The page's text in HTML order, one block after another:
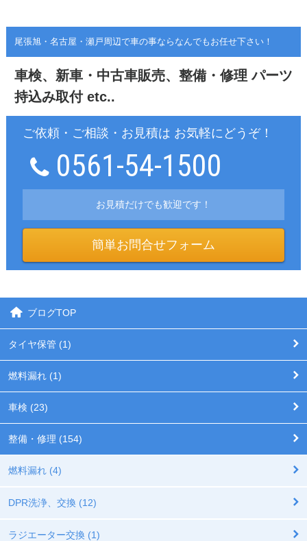
尾張旭・名古屋・瀬戸周辺で車の事ならなんでもお任せ下さい！
車検、新車・中古車販売、整備・修理 パーツ
持込み取付 etc..
ご依頼・ご相談・お見積は お気軽にどうぞ！
0561-54-1500
お見積だけでも歓迎です！
簡単お問合せフォーム
ブログTOP
タイヤ保管 (1)
燃料漏れ (1)
車検 (23)
整備・修理 (154)
燃料漏れ (4)
DPR洗浄、交換 (12)
ラジエーター交換 (1)